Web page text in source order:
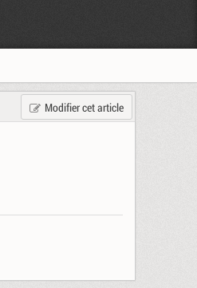
Modifier cet article